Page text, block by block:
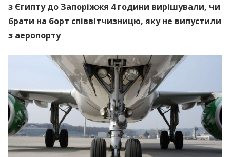
з Єгипту до Запоріжжя 4 години вирішували, чи
брати на борт співвітчизницю, яку не випустили
з аеропорту